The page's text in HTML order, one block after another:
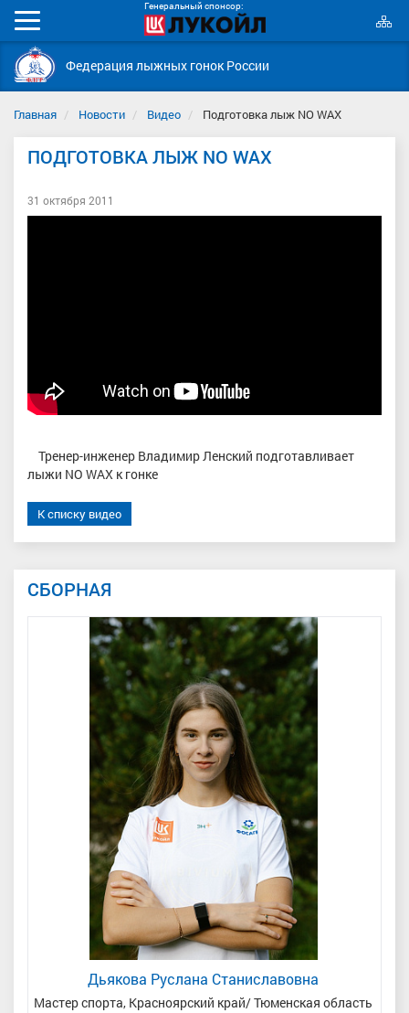
Генеральный спонсор:
Мобильное
меню
Федерация лыжных гонок России
Главная Новости Видео Подготовка лыж NO WAX
ПОДГОТОВКА ЛЫЖ NO WAX
31 октября 2011
Тренер-инженер Владимир Ленский подготавливает
лыжи NO WAX к гонке
К списку видео
СБОРНАЯ
Дьякова Руслана Станиславовна
Мастер спорта, Красноярский край/ Тюменская область